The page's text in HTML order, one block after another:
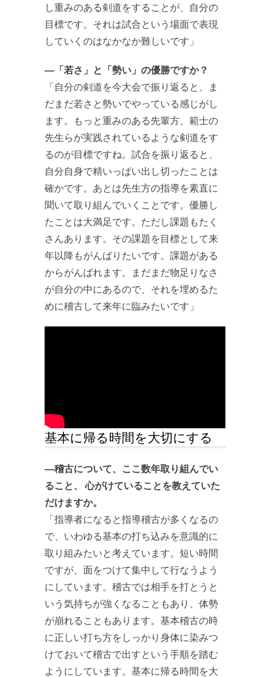
し重みのある剣道をすることが、自分の
目標です。それは試合という場面で表現
していくのはなかなか難しいです」
―「若さ」と「勢い」の優勝ですか？
「自分の剣道を今大会で振り返ると、ま
だまだ若さと勢いでやっている感じがし
ます。もっと重みのある先輩方、範士の
先生らが実践されているような剣道をす
るのが目標ですね。試合を振り返ると、
自分自身で精いっぱい出し切ったことは
確かです。あとは先生方の指導を素直に
聞いて取り組んでいくことです。優勝し
たことは大満足です。ただし課題もたく
さんあります。その課題を目標として来
年以降もがんばりたいです。課題がある
からがんばれます。まだまだ物足りなさ
が自分の中にあるので、それを埋めるた
めに稽古して来年に臨みたいです」
基本に帰る時間を大切にする
―稽古について、ここ数年取り組んでい
ること、 心がけていることを教えていた
だけますか。
「指導者になると指導稽古が多くなるの
で、いわゆる基本の打ち込みを意識的に
取り組みたいと考えています。短い時間
ですが、面をつけて集中して行なうよう
にしています。稽古では相手を打とうと
いう気持ちが強くなることもあり、体勢
が崩れることもあります。基本稽古の時
に正しい打ち方をしっかり身体に染みつ
けておいて稽古で出すという手順を踏む
ようにしています。基本に帰る時間を大